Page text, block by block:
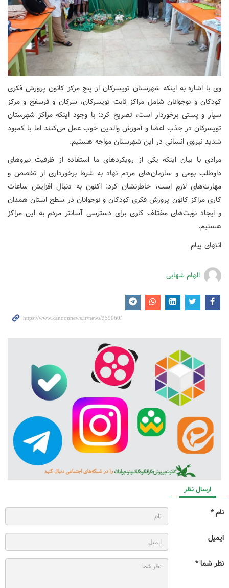
وی با اشاره به اینکه شهرستان تویسرکان از پنج مرکز کانون پرورش فکری
کودکان و نوجوانان شامل مراکز ثابت تویسرکان، سرکان و فرسفج و مرکز
سیار و پستی برخوردار است، تصریح کرد: با وجود اینکه مراکز شهرستان
تویسرکان در جذب اعضا و آموزش والدین خوب عمل می‌کنند اما با کمبود
شدید نیروی انسانی در این شهرستان مواجه هستیم.
مرادی با بیان اینکه یکی از رویکردهای ما استفاده از ظرفیت نیروهای
داوطلب بومی و سازمان‌های مردم نهاد به شرط برخورداری از تخصص و
مهارت‌های لازم است، خاطرنشان کرد: اکنون به دنبال افزایش ساعات
کاری مراکز کانون پرورش فکری کودکان و نوجوانان در سطح استان همدان
و ایجاد نوبت‌های مختلف کاری برای دسترسی آسانتر مردم به این مراکز
هستیم.
انتهای پیام
الهام شهابی
ارسال نظر
نام *
ایمیل
نظر شما *